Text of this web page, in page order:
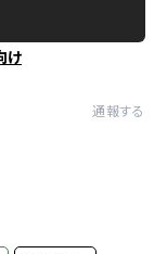
け
通報する